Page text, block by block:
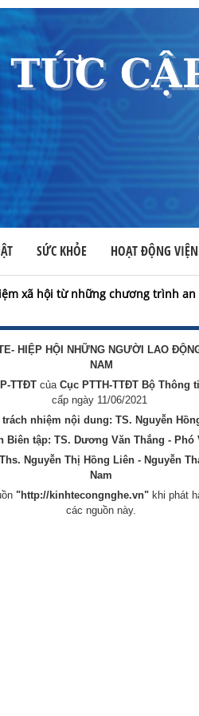
SỨC KHỎE HOẠT ĐỘNG VIỆN
xã hội từ những chương trình
HIỆP HỘI NHỮNG NGƯỜI LAO
NAM
TTĐT của Cục PTTH-TTĐT Bộ Thông
cấp ngày 11/06/2021
nhiệm nội dung: TS. Nguyễn
Biên tập: TS. Dương Văn Thắng - Phó
Ths. Nguyễn Thị Hồng Liên - Nguyễn
Nam
"http://kinhtecongnghe.vn" khi phát
các nguồn này.